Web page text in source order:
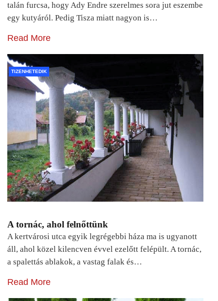
talán furcsa, hogy Ady Endre szerelmes sora jut eszembe
egy kutyáról. Pedig Tisza miatt nagyon is…
Read More
TIZENHETEDIK
A tornác, ahol felnőttünk
A kertvárosi utca egyik legrégebbi háza ma is ugyanott
áll, ahol közel kilencven évvel ezelőtt felépült. A tornác,
a spalettás ablakok, a vastag falak és…
Read More